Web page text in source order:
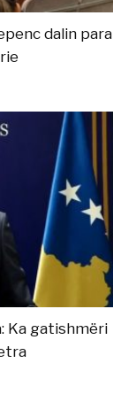
dalin para
Ka gatishmëri